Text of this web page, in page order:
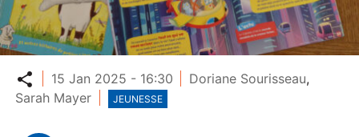
Partager
15 Jan 2025 - 16:30 Doriane Sourisseau,
Sarah Mayer
JEUNESSE